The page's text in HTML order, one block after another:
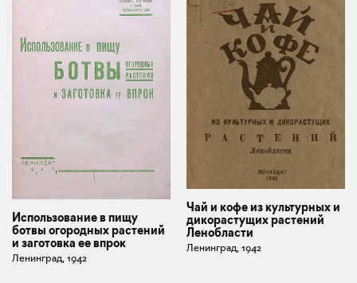
Использование в пищу
ботвы огородных растений
и заготовка ее впрок
Ленинград, 1942
Чай и кофе из культурных и
дикорастущих растений
Ленобласти
Ленинград, 1942